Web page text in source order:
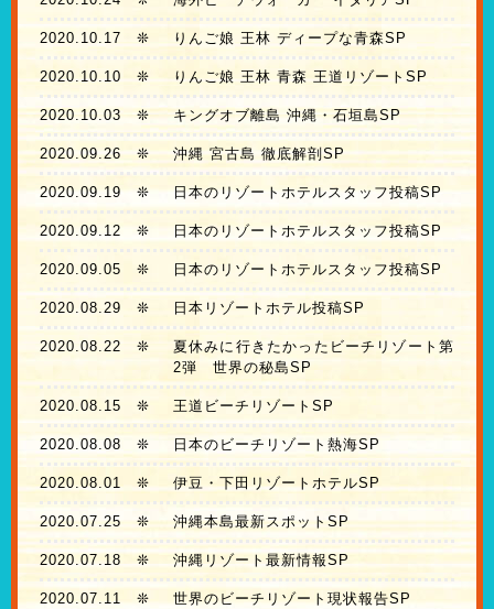
2020.10.17 ❊ りんご娘 王林 ディープな青森SP
2020.10.10 ❊ りんご娘 王林 青森 王道リゾートSP
2020.10.03❊ キングオブ離島 沖縄・石垣島SP
2020.09.26❊ 沖縄 宮古島 徹底解剖SP
2020.09.19 ❊ 日本のリゾートホテルスタッフ投稿SP
2020.09.12 ❊ 日本のリゾートホテルスタッフ投稿SP
2020.09.05 ❊ 日本のリゾートホテルスタッフ投稿SP
2020.08.29 ❊ 日本リゾートホテル投稿SP
2020.08.22 ❊
夏休みに行きたかったビーチリゾート第
2弾 世界の秘島SP
2020.08.15 ❊ 王道ビーチリゾートSP
2020.08.08 ❊ 日本のビーチリゾート熱海SP
2020.08.01 ❊ 伊豆・下田リゾートホテルSP
2020.07.25❊ 沖縄本島最新スポットSP
2020.07.18❊ 沖縄リゾート最新情報SP
2020.07.11 ❊ 世界のビーチリゾート現状報告SP